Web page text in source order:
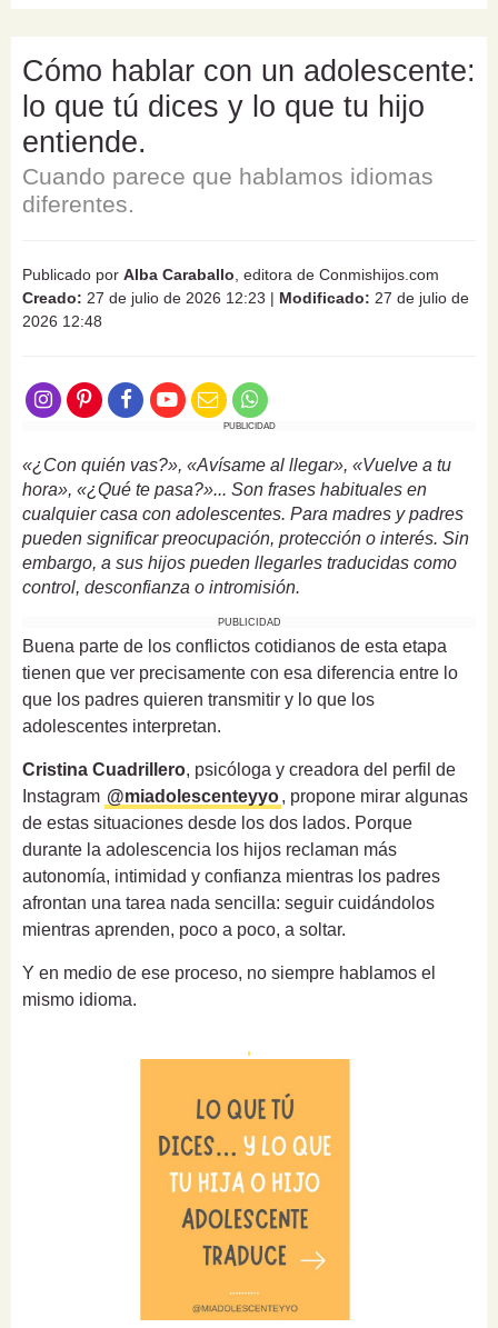
Cómo hablar con un adolescente:
lo que tú dices y lo que tu hijo
entiende.
Cuando parece que hablamos idiomas
diferentes.
Publicado por Alba Caraballo, editora de Conmishijos.com
Creado: 27 de julio de 2026 12:23 | Modificado: 27 de julio de
2026 12:48
PUBLICIDAD
«¿Con quién vas?», «Avísame al llegar», «Vuelve a tu
hora», «¿Qué te pasa?»... Son frases habituales en
cualquier casa con adolescentes. Para madres y padres
pueden significar preocupación, protección o interés. Sin
embargo, a sus hijos pueden llegarles traducidas como
control, desconfianza o intromisión.
PUBLICIDAD
Buena parte de los conflictos cotidianos de esta etapa
tienen que ver precisamente con esa diferencia entre lo
que los padres quieren transmitir y lo que los
adolescentes interpretan.
Cristina Cuadrillero, psicóloga y creadora del perfil de
Instagram @miadolescenteyyo, propone mirar algunas
de estas situaciones desde los dos lados. Porque
durante la adolescencia los hijos reclaman más
autonomía, intimidad y confianza mientras los padres
afrontan una tarea nada sencilla: seguir cuidándolos
mientras aprenden, poco a poco, a soltar.
Y en medio de ese proceso, no siempre hablamos el
mismo idioma.